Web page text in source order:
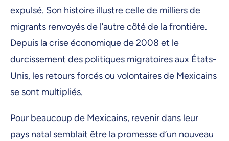
expulsé. Son histoire illustre celle de milliers de
migrants renvoyés de l’autre côté de la frontière.
Depuis la crise économique de 2008 et le
durcissement des politiques migratoires aux États-
Unis, les retours forcés ou volontaires de Mexicains
se sont multipliés.
Pour beaucoup de Mexicains, revenir dans leur
pays natal semblait être la promesse d’un nouveau